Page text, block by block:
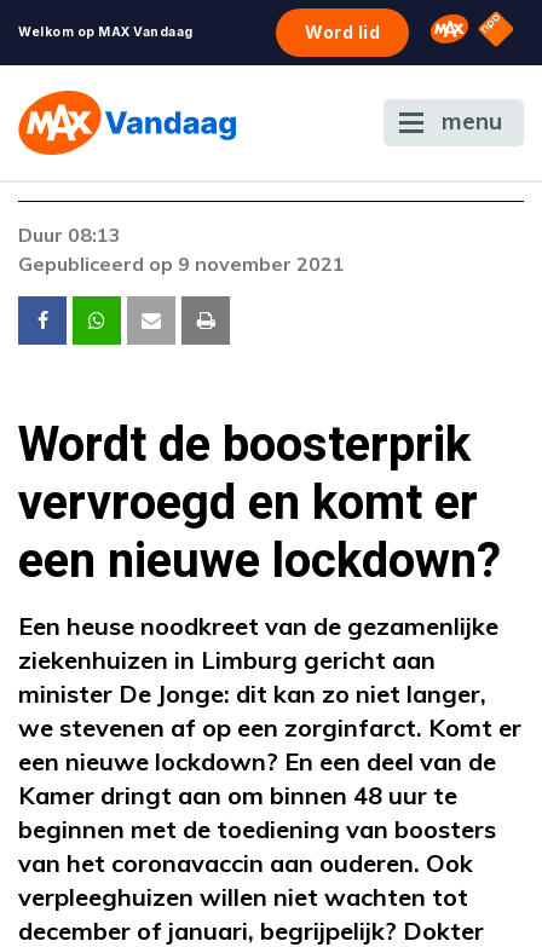
Welkom op MAX Vandaag Word lid Omroep
NPO
menu
De gewenste stream is op dit moment niet
voordoen, neem dan contact op met onze
klantenservice.
Duur 08:13
Gepubliceerd op 9 november 2021
Wordt de boosterprik
vervroegd en komt er
een nieuwe lockdown?
Een heuse noodkreet van de gezamenlijke
ziekenhuizen in Limburg gericht aan
minister De Jonge: dit kan zo niet langer,
we stevenen af op een zorginfarct. Komt er
een nieuwe lockdown? En een deel van de
Kamer dringt aan om binnen 48 uur te
beginnen met de toediening van boosters
van het coronavaccin aan ouderen. Ook
verpleeghuizen willen niet wachten tot
december of januari, begrijpelijk? Dokter